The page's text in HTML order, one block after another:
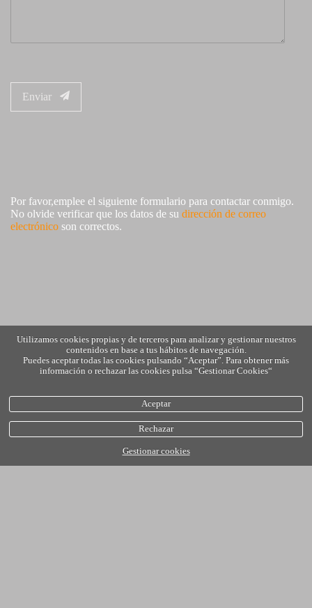
Enviar
Por favor,emplee el siguiente formulario para contactar conmigo.
No olvide verificar que los datos de su dirección de correo
electrónico son correctos.
Utilizamos cookies propias y de terceros para analizar y gestionar nuestros
contenidos en base a tus hábitos de navegación.
Puedes aceptar todas las cookies pulsando “Aceptar”. Para obtener más
información o rechazar las cookies pulsa “Gestionar Cookies“
Aceptar
Rechazar
Gestionar cookies